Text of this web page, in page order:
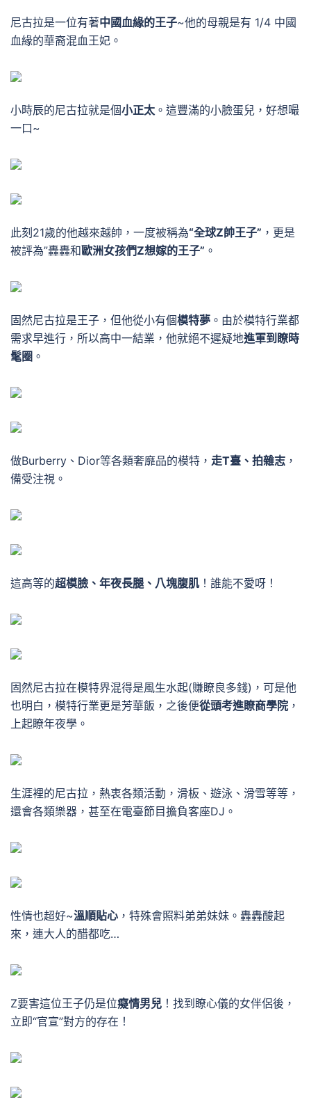
尼古拉是一位有著中國血緣的王子~他的母親是有 1/4 中國
血緣的華裔混血王妃。
小時辰的尼古拉就是個小正太 。這豐滿的小臉蛋兒，好想嘬
一口~
此刻21歲的他越來越帥，一度被稱為“全球Z帥王子” ，更是
被評為”轟轟和歐洲女孩們Z想嫁的王子” 。
固然尼古拉是王子，但他從小有個模特夢 。 由於模特行業都
需求早進行，所以高中一結業，他就絕不遲疑地進軍到瞭時
髦圈 。
做Burberry、Dior等各類奢靡品的模特， 走T臺、拍雜志 ，
備受注視。
這高等的超模臉、年夜長腿、八塊腹肌 ！誰能不愛呀！
固然尼古拉在模特界混得是風生水起(賺瞭良多錢) ，可是他
也明白，模特行業更是芳華飯，之後便從頭考進瞭商學院 ，
上起瞭年夜學。
生涯裡的尼古拉，熱衷各類活動，滑板、遊泳、滑雪等等，
還會各類樂器，甚至在電臺節目擔負客座DJ。
性情也超好~溫順貼心 ，特殊會照料弟弟妹妹。 轟轟酸起
來，連大人的醋都吃…
Z要害這位王子仍是位癡情男兒 ！ 找到瞭心儀的女伴侶後，
立即“官宣”對方的存在！